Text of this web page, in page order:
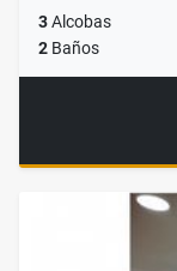
3Alcobas
2 Baños